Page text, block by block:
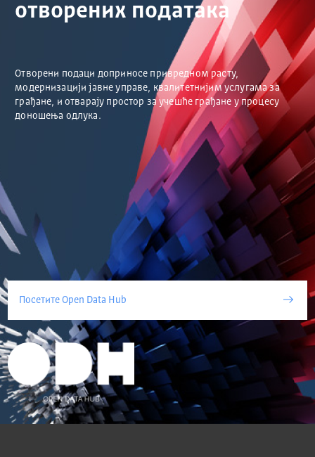
отворених података
Отворени подаци доприносе привредном расту,
модернизацији јавне управе, квалитетнијим услугама за
грађане, и отварају простор за учешће грађане у процесу
доношења одлука.
Посетите Open Data Hub